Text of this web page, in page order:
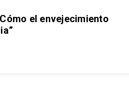
el envejecimiento